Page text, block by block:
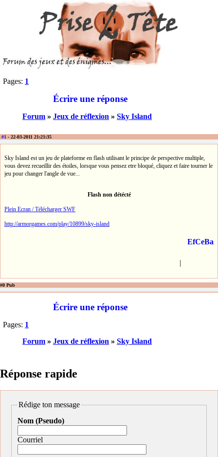
Pages: 1
Écrire une réponse
Forum » Jeux de réflexion » Sky Island
#1 - 22-03-2011 21:21:35
Sky Island est un jeu de plateforme en flash utilisant le principe de perspective multiple,
vous devez recueillir des étoiles, lorsque vous pensez etre bloqué, cliquez et faire tourner le
jeu pour changer l'angle de vue...
Flash non détécté
Plein Ecran / Télécharger SWF
http://armorgames.com/play/10899/sky-island
EfCeBa
|
#0 Pub
Écrire une réponse
Pages: 1
Forum » Jeux de réflexion » Sky Island
Réponse rapide
Rédige ton message
Nom (Pseudo)
Courriel